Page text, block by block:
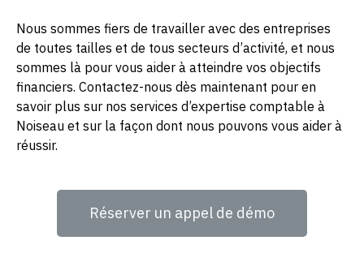
Nous sommes fiers de travailler avec des entreprises
de toutes tailles et de tous secteurs d’activité, et nous
sommes là pour vous aider à atteindre vos objectifs
financiers. Contactez-nous dès maintenant pour en
savoir plus sur nos services d’expertise comptable à
Noiseau et sur la façon dont nous pouvons vous aider à
réussir.
Réserver un appel de démo